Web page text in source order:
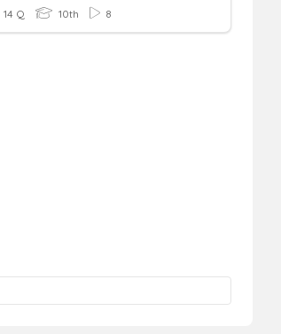
14 Q 10th 8